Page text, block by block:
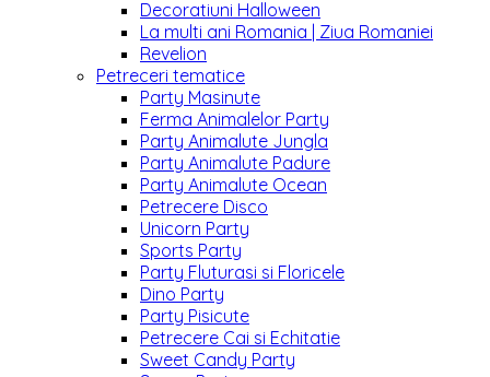
Decoratiuni Halloween
La multi ani Romania | Ziua Romaniei
Revelion
Petreceri tematice
Party Masinute
Ferma Animalelor Party
Party Animalute Jungla
Party Animalute Padure
Party Animalute Ocean
Petrecere Disco
Unicorn Party
Sports Party
Party Fluturasi si Floricele
Dino Party
Party Pisicute
Petrecere Cai si Echitatie
Sweet Candy Party